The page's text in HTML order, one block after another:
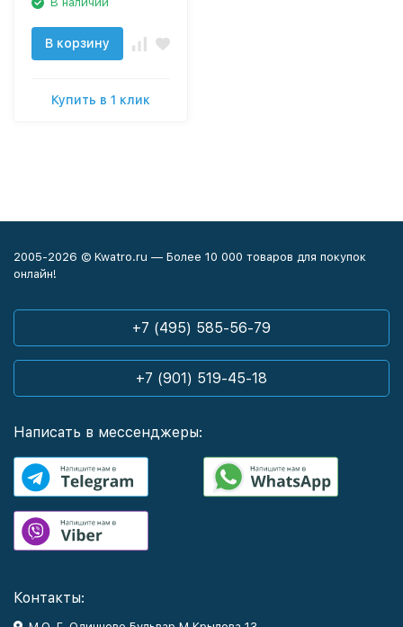
В корзину
Купить в 1 клик
2005-2026 © Kwatro.ru — Более 10 000 товаров для покупок
онлайн!
+7 (495) 585-56-79
+7 (901) 519-45-18
Написать в мессенджеры:
Контакты: